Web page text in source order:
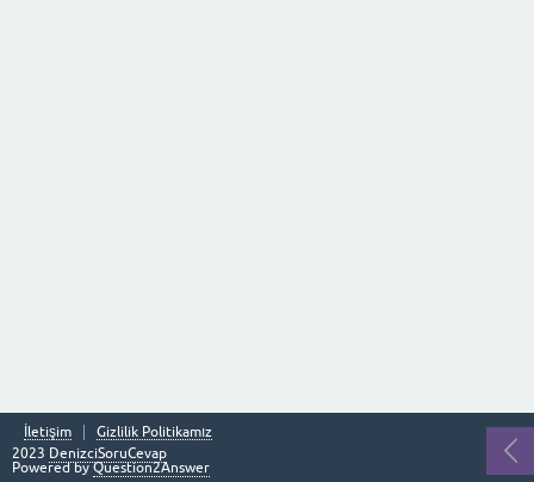
İletişim
Gizlilik Politikamız
2023 DenizciSoruCevap
Powered byQuestion2Answer